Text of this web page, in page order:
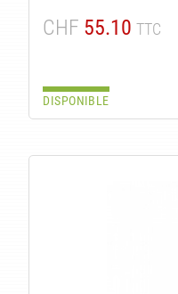
CHF 55.10 TTC
DISPONIBLE